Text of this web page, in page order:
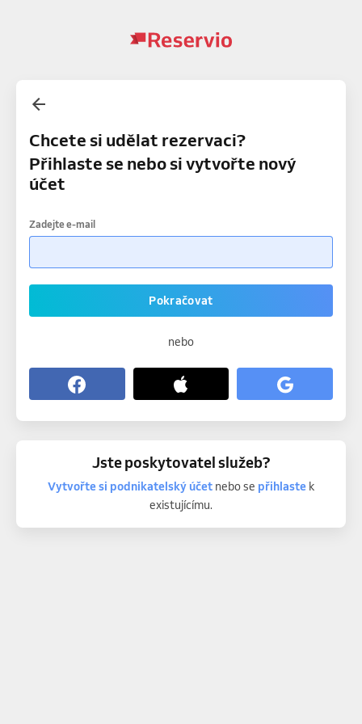
Chcete si udělat rezervaci?
Přihlaste se nebo si vytvořte nový
účet
Zadejte e-mail
Pokračovat
nebo
Jste poskytovatel služeb?
Vytvořte si podnikatelský účetnebo se přihlastek
existujícímu.